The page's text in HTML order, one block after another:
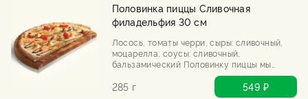
Половинка пиццы Сливочная
филадельфия 30 см
Лосось, томаты черри, сыры: сливочный,
моцарелла, соусы: сливочный,
бальзамический Половинку пиццы мы
выпекаем только после Вашего заказа.
285 г 549 ₽